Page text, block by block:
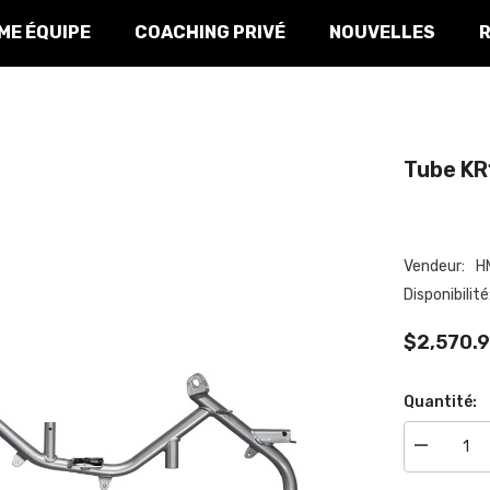
ÉQUIPE COACHING PRIVÉ NOUVELLES
Tube KR1
Vendeur:
Disponibilité:
Quantité:
la